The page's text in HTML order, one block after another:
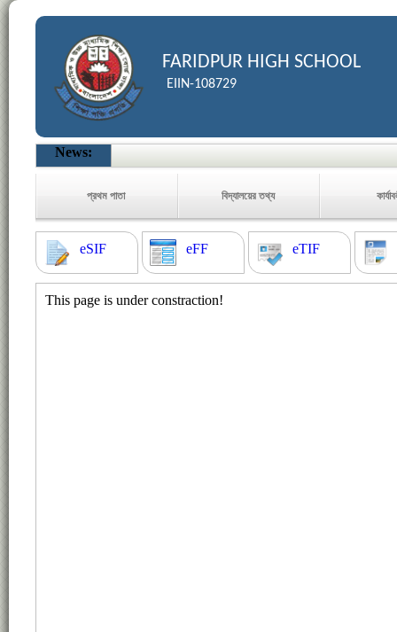
FARIDPUR HIGH SCHOOL
EIIN-108729
News:
প্রথম পাতা বিদ্যালয়ের তথ্য
eSIF eFF eTIF
This page is under constraction!